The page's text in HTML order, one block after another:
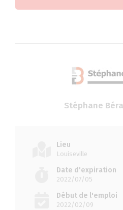
Stéphane
Lieu
Louiseville
Date d'expiration
2022/07/05
Début de l'emploi
2022/02/09